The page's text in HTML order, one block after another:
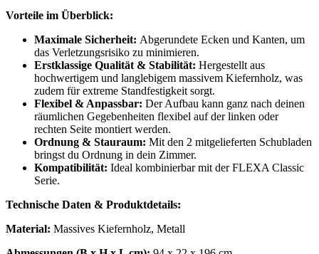
Vorteile im Überblick:
Maximale Sicherheit: Abgerundete Ecken und Kanten, um
das Verletzungsrisiko zu minimieren.
Erstklassige Qualität & Stabilität: Hergestellt aus
hochwertigem und langlebigem massivem Kiefernholz, was
zudem für extreme Standfestigkeit sorgt.
Flexibel & Anpassbar: Der Aufbau kann ganz nach deinen
räumlichen Gegebenheiten flexibel auf der linken oder
rechten Seite montiert werden.
Ordnung & Stauraum: Mit den 2 mitgelieferten Schubladen
bringst du Ordnung in dein Zimmer.
Kompatibilität: Ideal kombinierbar mit der FLEXA Classic
Serie.
Technische Daten & Produktdetails:
Material: Massives Kiefernholz, Metall